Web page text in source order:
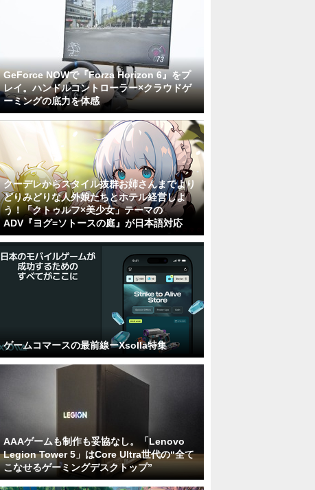
GeForce NOWで『Forza Horizon 6』をプ
レイ。ハンドルコントローラー×クラウドゲ
ーミングの底力を体感
クーデレからスタイル抜群お姉さんまでより
どりみどりな人外娘たちとホテル経営しよ
う！「クトゥルフ×美少女」テーマの
ADV『ヨグ=ソトースの庭』が日本語対応
ゲームコマースの最前線ーXsolla特集
AAAゲームも制作も妥協なし。「Lenovo
Legion Tower 5」はCore Ultra世代の“全て
こなせるゲーミングデスクトップ”